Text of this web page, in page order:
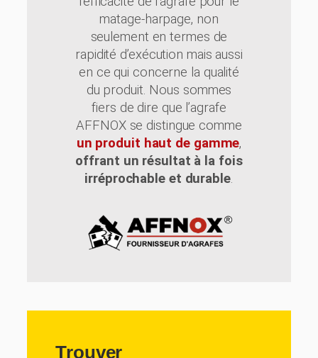
matage-harpage, non
seulement en termes de
rapidité d’exécution mais aussi
en ce qui concerne la qualité
du produit. Nous sommes
fiers de dire que l’agrafe
AFFNOX se distingue comme
un produit haut de gamme,
offrant un résultat à la fois
irréprochable et durable.
Trouver